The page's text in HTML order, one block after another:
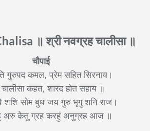
॥ श्री नवग्रह चालीसा ॥
चौपाई
गुरुपद कमल, प्रेम सहित सिरनाय।
कहत, शारद होत सहाय ॥
शशि सोम बुध जय गुरु भृगु शनि राज।
अरु केतु ग्रह करहुं अनुग्रह आज ॥